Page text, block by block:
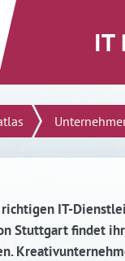
IT
Suchen
richtigen IT-
Stuttgart findet